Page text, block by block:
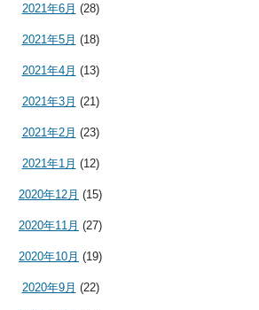
2021年6月 (28)
2021年5月 (18)
2021年4月 (13)
2021年3月 (21)
2021年2月 (23)
2021年1月 (12)
2020年12月 (15)
2020年11月 (27)
2020年10月 (19)
2020年9月 (22)